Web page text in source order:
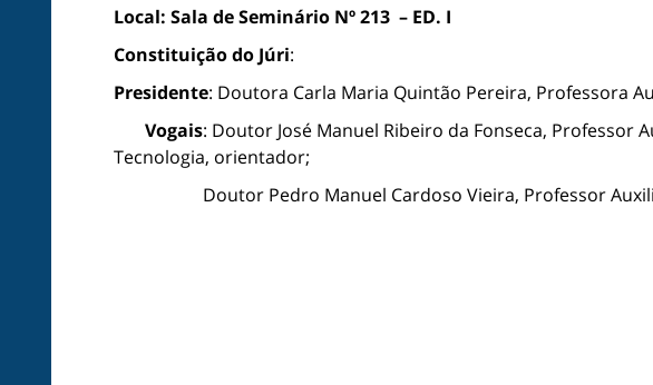
Local: Sala de Seminário Nº 213 – ED. I
Constituição do Júri:
Presidente: Doutora Carla Maria Quintão Pereira, Professora
Vogais: Doutor José Manuel Ribeiro da Fonseca, Professor
Tecnologia, orientador;
Doutor Pedro Manuel Cardoso Vieira, Professor